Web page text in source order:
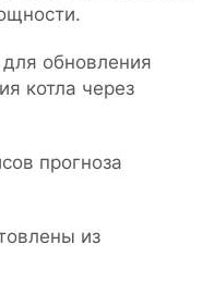
обновления
котла через
прогноза
из